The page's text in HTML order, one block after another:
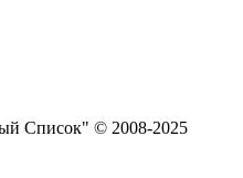
Список" © 2008-2025